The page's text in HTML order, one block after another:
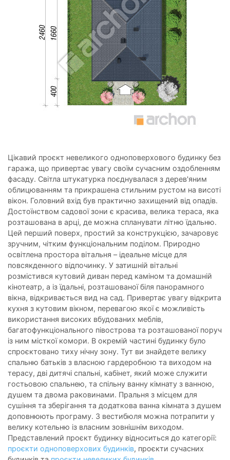
Цікавий проєкт невеликого одноповерхового будинку без
гаража, що привертає увагу своїм сучасним оздобленням
фасаду. Світла штукатурка поєднувалася з дерев'яним
облицюванням та прикрашена стильним рустом на висоті
вікон. Головний вхід був практично захищений від опадів.
Достоїнством садової зони є красива, велика тераса, яка
розташована в арці, де можна спланувати літню їдальню.
Цей перший поверх, простий за конструкцією, зачаровує
зручним, чітким функціональним поділом. Природно
освітлена простора вітальня – ідеальне місце для
повсякденного відпочинку. У затишній вітальні
розмістився кутовий диван перед каміном та домашній
кінотеатр, а із їдальні, розташованої біля панорамного
вікна, відкривається вид на сад. Привертає увагу відкрита
кухня з кутовим вікном, перевагою якої є можливість
використання високих вбудованих меблів,
багатофункціонального півострова та розташованої поруч
із ним місткої комори. В окремій частині будинку було
спроєктовано тиху нічну зону. Тут ви знайдете велику
спальню батьків з власною гардеробною та виходом на
терасу, дві дитячі спальні, кабінет, який може служити
гостьовою спальнею, та спільну ванну кімнату з ванною,
душем та двома раковинами. Пральня з місцем для
сушіння та зберігання та додаткова ванна кімната з душем
доповнюють програму. З вестибюля можна потрапити у
велику котельню із власним зовнішнім виходом.
Представлений проєкт будинку відноситься до категорії:
проєкти одноповерхових будинків, проєкти сучасних